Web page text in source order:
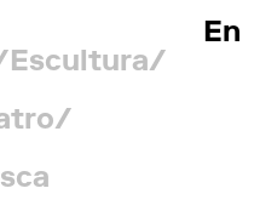
En
Escultura